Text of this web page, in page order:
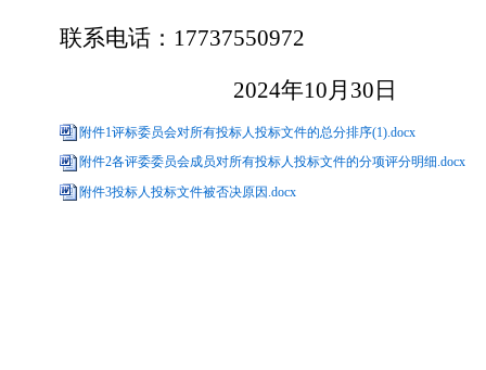
联系电话： 17737550972
2024年10月30日
附件1评标委员会对所有投标人投标文件的总分排序(1).docx
附件2各评委委员会成员对所有投标人投标文件的分项评分明细.docx
附件3投标人投标文件被否决原因.docx